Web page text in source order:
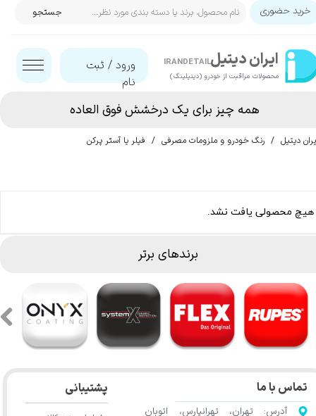
ایران‌ دیتیل
محصولات مراقبت از خودرو (دیتیلینگ)​​​​​​​
IRANDETAIL ورود / ثبت
نام
حساب کاربری من
تغییر گذر واژه
جستجو خرید حضوری
همه چیز برای یک درخشش فوق العاده
دیتیل رنگ خودرو و ملزومات مصرفی فیلر یا آستر پرکن
هیچ محصولی یافت نشد.
برندهای برتر
تماس با ما
آدرس: تهران، تهرانپارس، اتوبان
پشتیبانی